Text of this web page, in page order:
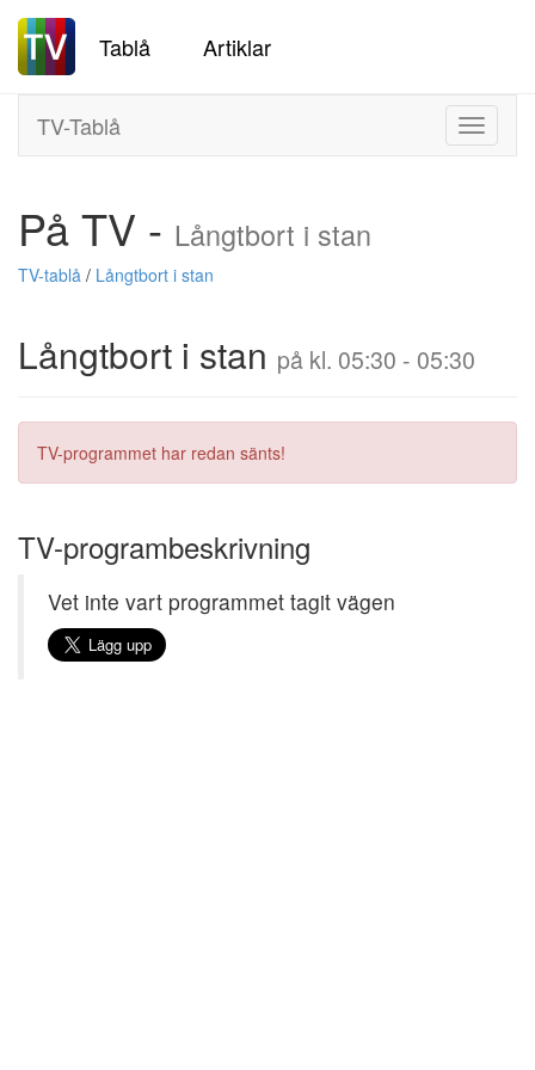
Tablå Artiklar
Toggle
TV-Tablå
På TV - Långtbort i stan
TV-tablå / Långtbort i stan
Långtbort i stan på kl. 05:30 - 05:30
TV-programmet har redan sänts!
TV-programbeskrivning
Vet inte vart programmet tagit vägen